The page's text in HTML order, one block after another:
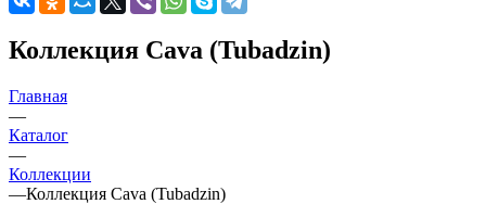
Коллекция Cava (Tubadzin)
Главная
—
Каталог
—
Коллекции
—Коллекция Cava (Tubadzin)